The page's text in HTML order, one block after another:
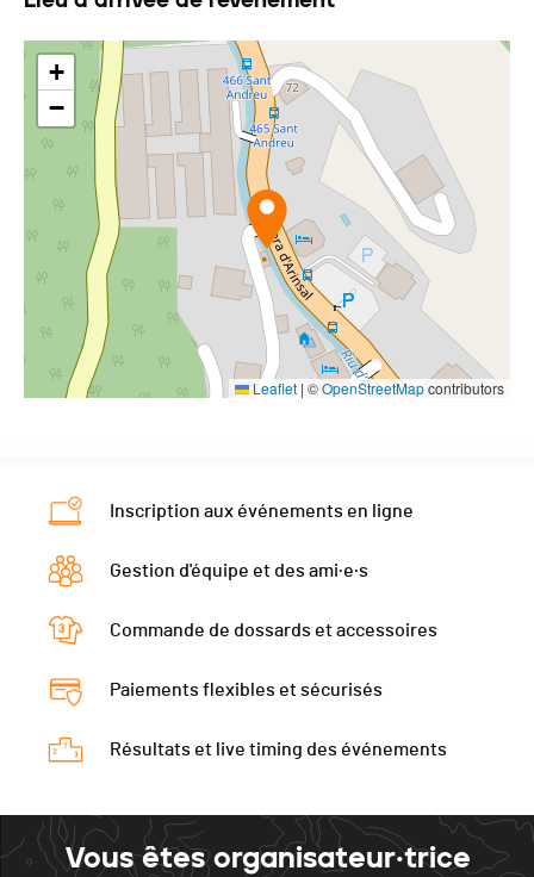
+
−
Leaflet | ©OpenStreetMapcontributors
Inscription aux événements en ligne
Gestion d'équipe et des ami·e·s
Commande de dossards et accessoires
Paiements flexibles et sécurisés
Résultats et live timing des événements
Vous êtes organisateur·trice